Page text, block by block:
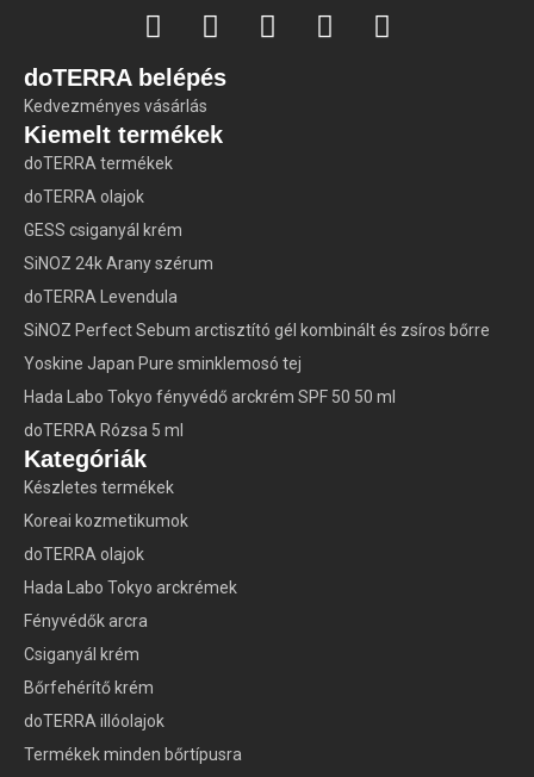
doTERRA belépés
Kedvezményes vásárlás
Kiemelt termékek
doTERRA termékek
doTERRA olajok
GESS csiganyál krém
SiNOZ 24k Arany szérum
doTERRA Levendula
SiNOZ Perfect Sebum arctisztító gél kombinált és zsíros bőrre
Yoskine Japan Pure sminklemosó tej
Hada Labo Tokyo fényvédő arckrém SPF 50 50 ml
doTERRA Rózsa 5 ml
Kategóriák
Készletes termékek
Koreai kozmetikumok
doTERRA olajok
Hada Labo Tokyo arckrémek
Fényvédők arcra
Csiganyál krém
Bőrfehérítő krém
doTERRA illóolajok
Termékek minden bőrtípusra